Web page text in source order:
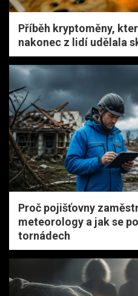
Příběh kryptoměny,
nakonec z lidí udělala
Proč pojišťovny
meteorology a jak se
tornádech